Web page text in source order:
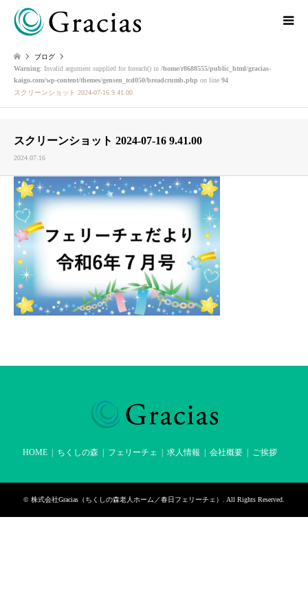
ブログ
Warning: Invalid argument supplied for foreach() in /home/r8688555/public_html/gracias-
kaigo.com/wp-content/themes/gensen_tcd050/breadcrumb.php on line 94
スクリーンショット 2024-07-16 9.41.00
スクリーンショット 2024-07-16 9.41.00
2024.07.16
HOME ちくしの森 フェリーチェ 求人情報 会社概要 ご挨拶
© 株式会社Gracias（ちくしの森老人ホーム／春日フェリーチェ） . All Rights Reserved.